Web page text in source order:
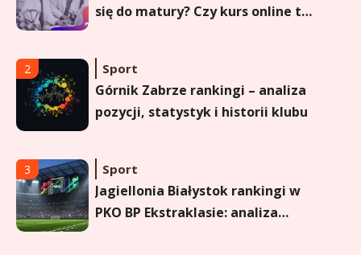
się do matury? Czy kurs online to
maturzysty?
2 Sport
Górnik Zabrze rankingi – analiza
pozycji, statystyk i historii klubu
3 Sport
Jagiellonia Białystok rankingi w
PKO BP Ekstraklasie: analiza